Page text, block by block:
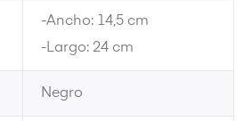
-Ancho: 14,5 cm
-Largo: 24 cm
Negro